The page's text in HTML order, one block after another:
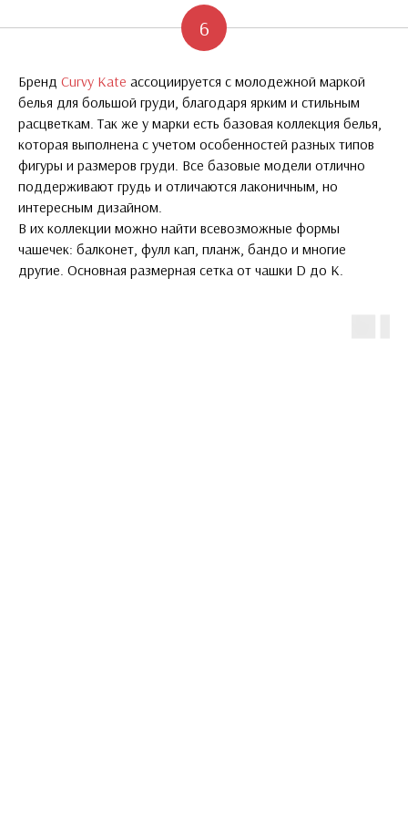
6
Бренд Curvy Kate ассоциируется с молодежной маркой
белья для большой груди, благодаря ярким и стильным
расцветкам. Так же у марки есть базовая коллекция белья,
которая выполнена с учетом особенностей разных типов
фигуры и размеров груди. Все базовые модели отлично
поддерживают грудь и отличаются лаконичным, но
интересным дизайном.
В их коллекции можно найти всевозможные формы
чашечек: балконет, фулл кап, планж, бандо и многие
другие. Основная размерная сетка от чашки D до K.